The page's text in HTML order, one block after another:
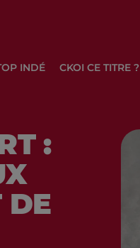
INDÉ CKOI CE TITRE ?
:
DE